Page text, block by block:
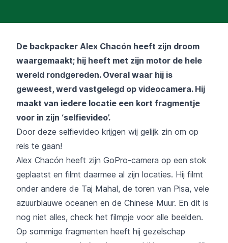
De backpacker Alex Chacón heeft zijn droom
waargemaakt; hij heeft met zijn motor de hele
wereld rondgereden. Overal waar hij is
geweest, werd vastgelegd op videocamera. Hij
maakt van iedere locatie een kort fragmentje
voor in zijn ‘selfievideo’.
Door deze selfievideo krijgen wij gelijk zin om op
reis te gaan!
Alex Chacón heeft zijn GoPro-camera op een stok
geplaatst en filmt daarmee al zijn locaties. Hij filmt
onder andere de Taj Mahal, de toren van Pisa, vele
azuurblauwe oceanen en de Chinese Muur. En dit is
nog niet alles, check het filmpje voor alle beelden.
Op sommige fragmenten heeft hij gezelschap